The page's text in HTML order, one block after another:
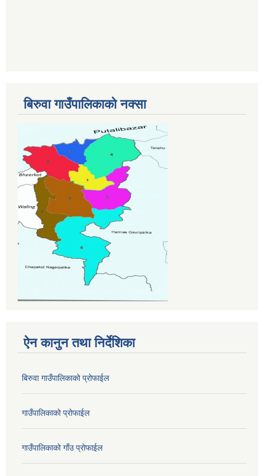
बिरुवा गाउँपालिकाको नक्सा
ऐन कानुन तथा निर्देशिका
बिरुवा गाउँपालिकाको प्रोफाईल
गाउँपालिकाको प्रोफाईल
गाउँपालिकाको गाँउ प्रोफाईल